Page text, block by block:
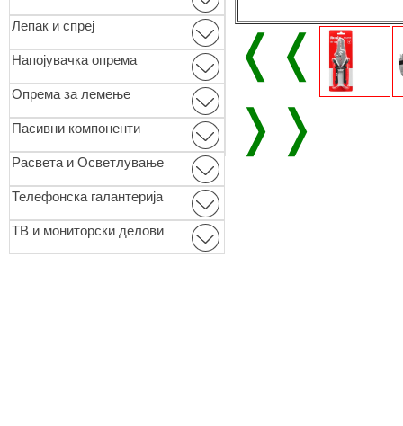
Лепак и спреј
Напојувачка опрема
Опремa за лемење
Пасивни компоненти
Расвета и Осветлување
Телефонска галантерија
ТВ и мониторски делови
❬❬
❭❭